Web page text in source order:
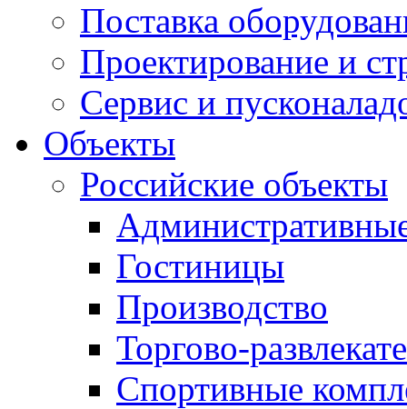
Поставка
Проектирование и
Сервис и
Объекты
Российские объекты
Гостиницы
Производство
Торгово-
Спортивные